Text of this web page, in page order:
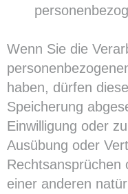
Wenn Sie die
haben, dürfen
Speicherung
Einwilligung oder
Ausübung oder
Rechtsansprüchen
einer anderen